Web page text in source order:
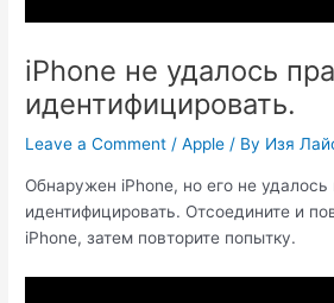
iPhone не удалось
идентифицировать.
Leave a Comment /Apple / By Изя
Обнаружен iPhone, но его не удалось
идентифицировать. Отсоедините и
iPhone, затем повторите попытку.